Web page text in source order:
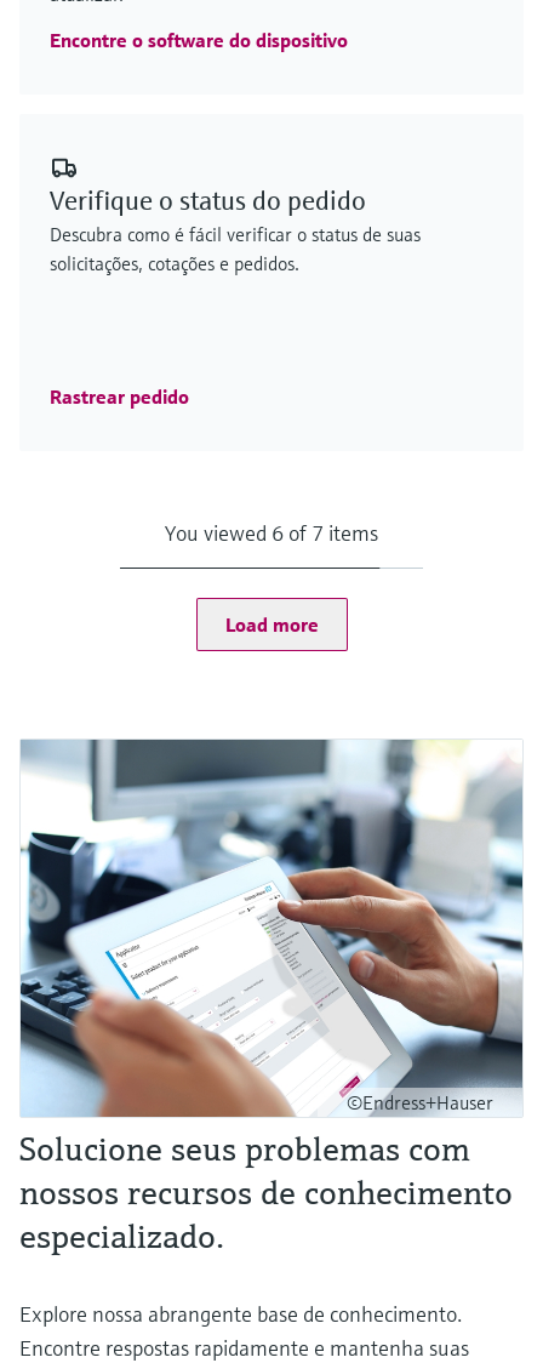
Encontre o software do dispositivo
Verifique o status do pedido
Descubra como é fácil verificar o status de suas
solicitações, cotações e pedidos.
Rastrear pedido
You viewed 6 of 7 items
Load more
©Endress+Hauser
Solucione seus problemas com
nossos recursos de conhecimento
especializado.
Explore nossa abrangente base de conhecimento.
Encontre respostas rapidamente e mantenha suas